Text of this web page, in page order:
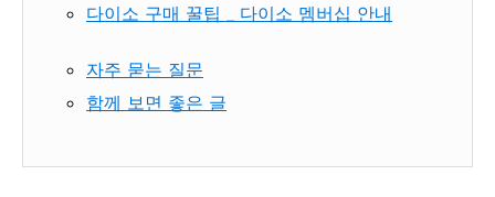
다이소 구매 꿀팁 _ 다이소 멤버십 안내
자주 묻는 질문
함께 보면 좋은 글